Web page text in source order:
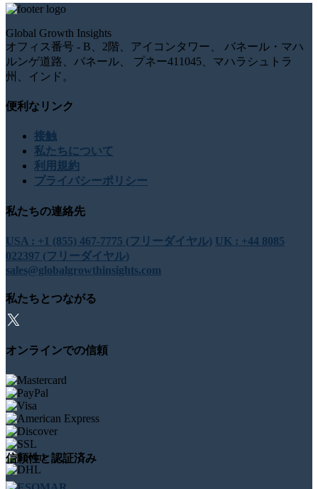
Global Growth Insights
オフィス番号 - B、2階、アイコンタワー、 バネール・マハ
ルンゲ道路、バネール、 プネー411045、マハラシュトラ
州、インド。
便利なリンク
接触
私たちについて
利用規約
プライバシーポリシー
私たちの連絡先
USA : +1 (855) 467-7775 (フリーダイヤル) UK : +44 8085
022397 (フリーダイヤル)
sales@globalgrowthinsights.com
私たちとつながる
オンラインでの信頼
信頼性と認証済み